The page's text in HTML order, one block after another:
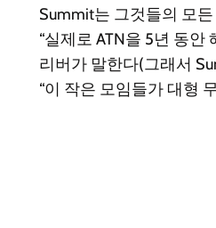
Summit는 그것들의 모
“실제로 ATN을 5년 동안
리버가 말한다(그래서
“이 작은 모임들가 대형